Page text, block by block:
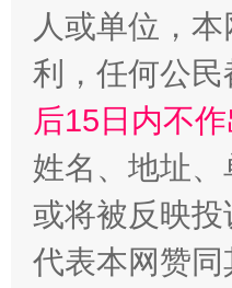
人或单位，
利，任何公
后15日内不
姓名、地址
或将被反映
代表本网赞